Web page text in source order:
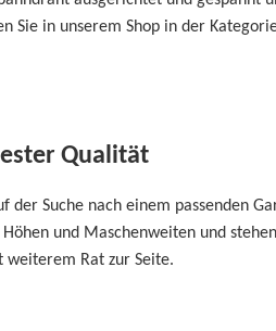
Sie in unserem Shop in der
Qualität
der Suche nach einem passenden
und Maschenweiten und
weiterem Rat zur Seite.